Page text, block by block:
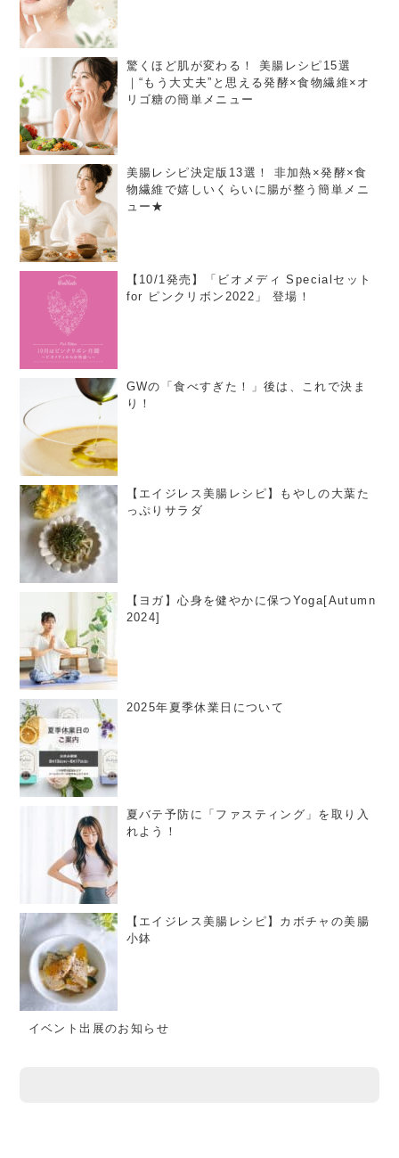
驚くほど肌が変わる！ 美腸レシピ15選
｜“もう大丈夫”と思える発酵×食物繊維×オ
リゴ糖の簡単メニュー
美腸レシピ決定版13選！ 非加熱×発酵×食
物繊維で嬉しいくらいに腸が整う簡単メニ
ュー★
【10/1発売】「ビオメディ Specialセット
for ピンクリボン2022」 登場！
GWの「食べすぎた！」後は、これで決ま
り！
【エイジレス美腸レシピ】もやしの大葉た
っぷりサラダ
【ヨガ】心身を健やかに保つYoga[Autumn
2024]
2025年夏季休業日について
夏バテ予防に「ファスティング」を取り入
れよう！
【エイジレス美腸レシピ】カボチャの美腸
小鉢
イベント出展のお知らせ